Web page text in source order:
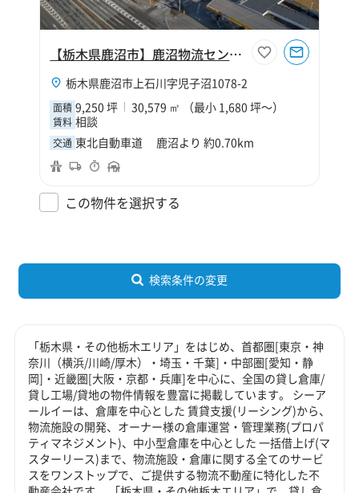
【栃木県鹿沼市】鹿沼物流センター
栃木県鹿沼市上石川字児子沼1078-2
面積 9,250 坪 30,579 ㎡ （最小 1,680 坪～）
賃料 相談
交通 東北自動車道 鹿沼より 約0.70km
この物件を選択する
検索条件の変更
「栃木県・その他栃木エリア」をはじめ、首都圏[東京・神
奈川（横浜/川崎/厚木）・埼玉・千葉]・中部圏[愛知・静
岡]・近畿圏[大阪・京都・兵庫]を中心に、全国の貸し倉庫/
貸し工場/貸地の物件情報を豊富に掲載しています。 シーア
ールイーは、倉庫を中心とした 賃貸支援(リーシング)から、
物流施設の開発、オーナー様の倉庫運営・管理業務(プロパ
ティマネジメント)、中小型倉庫を中心とした 一括借上げ(マ
スターリース)まで、物流施設・倉庫に関する全てのサービ
スをワンストップで、ご提供する物流不動産に特化した不